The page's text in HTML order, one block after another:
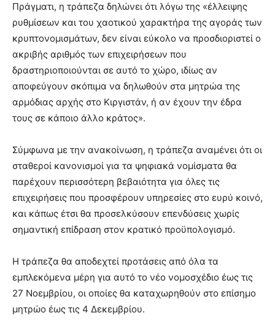
Πράγματι, η τράπεζα δηλώνει ότι λόγω της «έλλειψης
ρυθμίσεων και του χαοτικού χαρακτήρα της αγοράς των
κρυπτονομισμάτων, δεν είναι εύκολο να προσδιοριστεί ο
ακριβής αριθμός των επιχειρήσεων που
δραστηριοποιούνται σε αυτό το χώρο, ιδίως αν
αποφεύγουν σκόπιμα να δηλωθούν στα μητρώα της
αρμόδιας αρχής στο Κιργιστάν, ή αν έχουν την έδρα
τους σε κάποιο άλλο κράτος».
Σύμφωνα με την ανακοίνωση, η τράπεζα αναμένει ότι οι
σταθεροί κανονισμοί για τα ψηφιακά νομίσματα θα
παρέχουν περισσότερη βεβαιότητα για όλες τις
επιχειρήσεις που προσφέρουν υπηρεσίες στο ευρύ κοινό,
και κάπως έτσι θα προσελκύσουν επενδύσεις χωρίς
σημαντική επίδραση στον κρατικό προϋπολογισμό.
Η τράπεζα θα αποδεχτεί προτάσεις από όλα τα
εμπλεκόμενα μέρη για αυτό το νέο νομοσχέδιο έως τις
27 Νοεμβρίου, οι οποίες θα καταχωρηθούν στο επίσημο
μητρώο έως τις 4 Δεκεμβρίου.